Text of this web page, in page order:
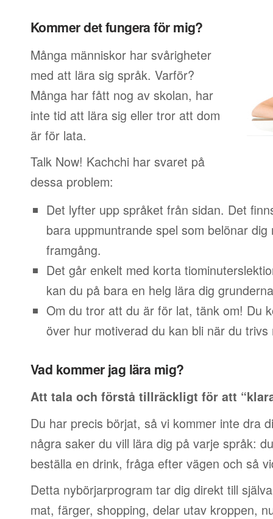
Kommer det fungera för mig?
Många människor har svårigheter
med att lära sig språk. Varför?
Många har fått nog av skolan, har
inte tid att lära sig eller tror att dom
är för lata.
Talk Now! Kachchi har svaret på
dessa problem:
Det lyfter upp språket från sidan. Det
bara uppmuntrande spel som belönar
framgång.
Det går enkelt med korta
kan du på bara en helg lära dig
Om du tror att du är för lat, tänk om! Du
över hur motiverad du kan bli när du trivs
Vad kommer jag lära mig?
Att tala och förstå tillräckligt för att
Du har precis börjat, så vi kommer inte dra
några saker du vill lära dig på varje språk: du
beställa en drink, fråga efter vägen och så
Detta nybörjarprogram tar dig direkt till
mat, färger, shopping, delar utav kroppen,